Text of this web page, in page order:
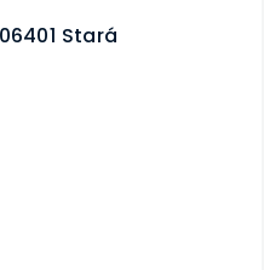
Stará